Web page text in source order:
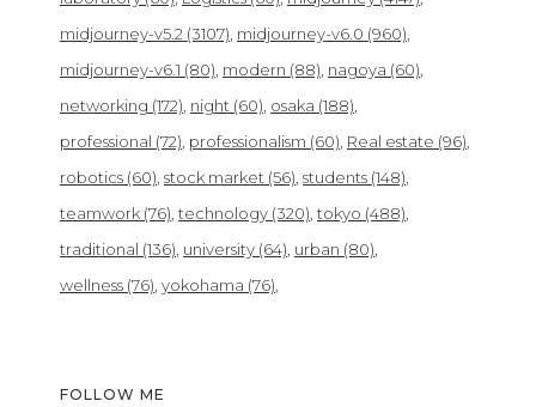
midjourney-v5.2 (3107) midjourney-v6.0 (960)
midjourney-v6.1 (80) modern (88) nagoya (60)
networking (172) night (60) osaka (188)
professional (72) professionalism (60) Real estate (96)
robotics (60) stock market (56) students (148)
teamwork (76) technology (320) tokyo (488)
traditional (136) university (64) urban (80)
wellness (76) yokohama (76)
FOLLOW ME